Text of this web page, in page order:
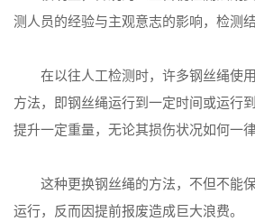
测人员的经验与主观意志的影响，检测
在以往人工检测时，许多钢丝绳使用
方法，即钢丝绳运行到一定时间或运行
提升一定重量，无论其损伤状况如何一律
这种更换钢丝绳的方法，不但不能保
运行，反而因提前报废造成巨大浪费。